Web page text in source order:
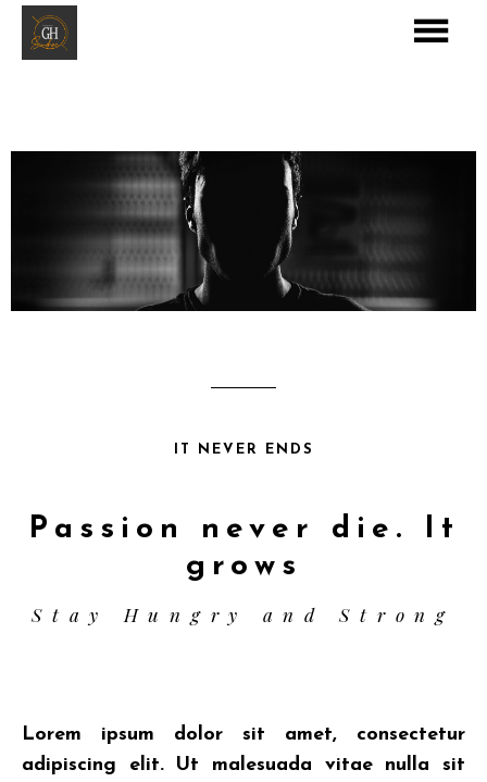
IT NEVER ENDS
Passion never die. It
grows
Stay Hungry and Strong
Lorem ipsum dolor sit amet, consectetur
adipiscing elit. Ut malesuada vitae nulla sit